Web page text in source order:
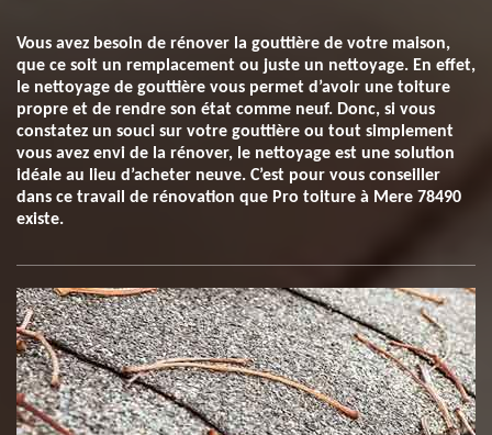
Vous avez besoin de rénover la gouttière de votre maison,
que ce soit un remplacement ou juste un nettoyage. En effet,
le nettoyage de gouttière vous permet d’avoir une toiture
propre et de rendre son état comme neuf. Donc, si vous
constatez un souci sur votre gouttière ou tout simplement
vous avez envi de la rénover, le nettoyage est une solution
idéale au lieu d’acheter neuve. C’est pour vous conseiller
dans ce travail de rénovation que Pro toiture à Mere 78490
existe.